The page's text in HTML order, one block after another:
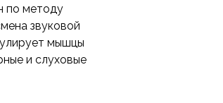
по методу
звуковой
мышцы
и слуховые